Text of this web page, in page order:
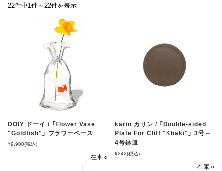
22件中1件～22件を表示
DOIY ドーイ / 「Flower Vase
"Goldfish"」 フラワーベース
¥9,900(税込)
在庫 ○
karin カリン / 「Double-sided
Plate For Cliff "Khaki"」 3号～
4号鉢皿
¥242(税込)
在庫 ○